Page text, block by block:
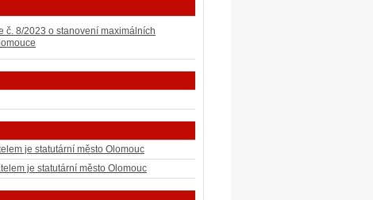
č. 8/2023 o stanovení maximálních
je statutární město Olomouc
je statutární město Olomouc